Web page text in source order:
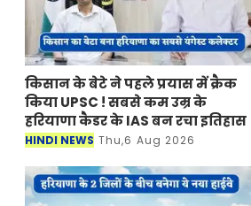
किसान के बेटे ने पहले प्रयास में क्रैक
किया UPSC ! सबसे कम उम्र के
हरियाणा कैडर के IAS बन रचा इतिहास
HINDI NEWS Thu,6 Aug 2026